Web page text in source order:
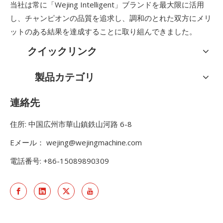
当社は常に「Wejing Intelligent」ブランドを最大限に活用
し、チャンピオンの品質を追求し、調和のとれた双方にメリ
ットのある結果を達成することに取り組んできました。
クイックリンク
製品カテゴリ
連絡先
住所: 中国広州市華山鎮鉄山河路 6-8
Eメール： wejing@wejingmachine.com
電話番号: +86-15089890309